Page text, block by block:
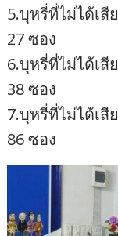
5.บุหรี่ที่ไม่ได้เ
27 ซอง
6.บุหรี่ที่ไม่ได้เ
38 ซอง
7.บุหรี่ที่ไม่ได้เสี
86 ซอง